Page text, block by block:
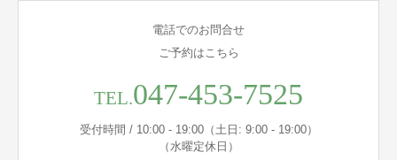
電話でのお問合せ
ご予約はこちら
TEL.047-453-7525
受付時間 / 10:00 - 19:00（土日: 9:00 - 19:00）
（水曜定休日）